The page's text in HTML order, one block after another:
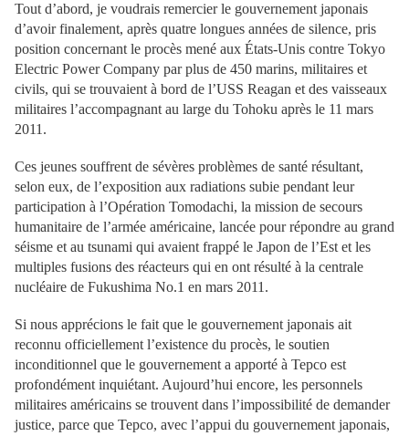
Tout d’abord, je voudrais remercier le gouvernement japonais
d’avoir finalement, après quatre longues années de silence, pris
position concernant le procès mené aux États-Unis contre Tokyo
Electric Power Company par plus de 450 marins, militaires et
civils, qui se trouvaient à bord de l’USS Reagan et des vaisseaux
militaires l’accompagnant au large du Tohoku après le 11 mars
2011.
Ces jeunes souffrent de sévères problèmes de santé résultant,
selon eux, de l’exposition aux radiations subie pendant leur
participation à l’Opération Tomodachi, la mission de secours
humanitaire de l’armée américaine, lancée pour répondre au grand
séisme et au tsunami qui avaient frappé le Japon de l’Est et les
multiples fusions des réacteurs qui en ont résulté à la centrale
nucléaire de Fukushima No.1 en mars 2011.
Si nous apprécions le fait que le gouvernement japonais ait
reconnu officiellement l’existence du procès, le soutien
inconditionnel que le gouvernement a apporté à Tepco est
profondément inquiétant. Aujourd’hui encore, les personnels
militaires américains se trouvent dans l’impossibilité de demander
justice, parce que Tepco, avec l’appui du gouvernement japonais,